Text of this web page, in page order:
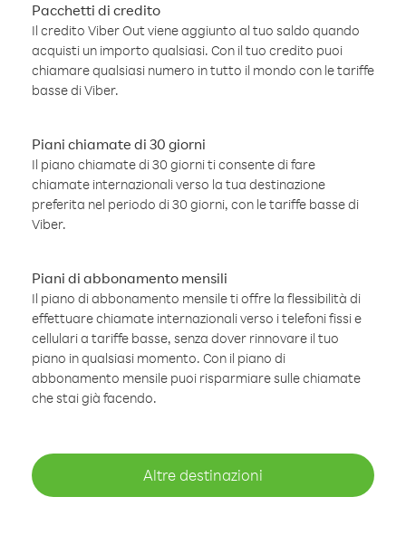
Pacchetti di credito
Il credito Viber Out viene aggiunto al tuo saldo quando
acquisti un importo qualsiasi. Con il tuo credito puoi
chiamare qualsiasi numero in tutto il mondo con le tariffe
basse di Viber.
Piani chiamate di 30 giorni
Il piano chiamate di 30 giorni ti consente di fare
chiamate internazionali verso la tua destinazione
preferita nel periodo di 30 giorni, con le tariffe basse di
Viber.
Piani di abbonamento mensili
Il piano di abbonamento mensile ti offre la flessibilità di
effettuare chiamate internazionali verso i telefoni fissi e
cellulari a tariffe basse, senza dover rinnovare il tuo
piano in qualsiasi momento. Con il piano di
abbonamento mensile puoi risparmiare sulle chiamate
che stai già facendo.
Altre destinazioni